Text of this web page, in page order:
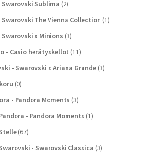
Sublima (2)
The Vienna Collection (1)
x Minions (3)
- Casio herätyskellot (11)
- Swarovski x Ariana Grande (3)
(0)
- Pandora Moments (3)
- Pandora Moments (1)
(67)
- Swarovski Classica (3)